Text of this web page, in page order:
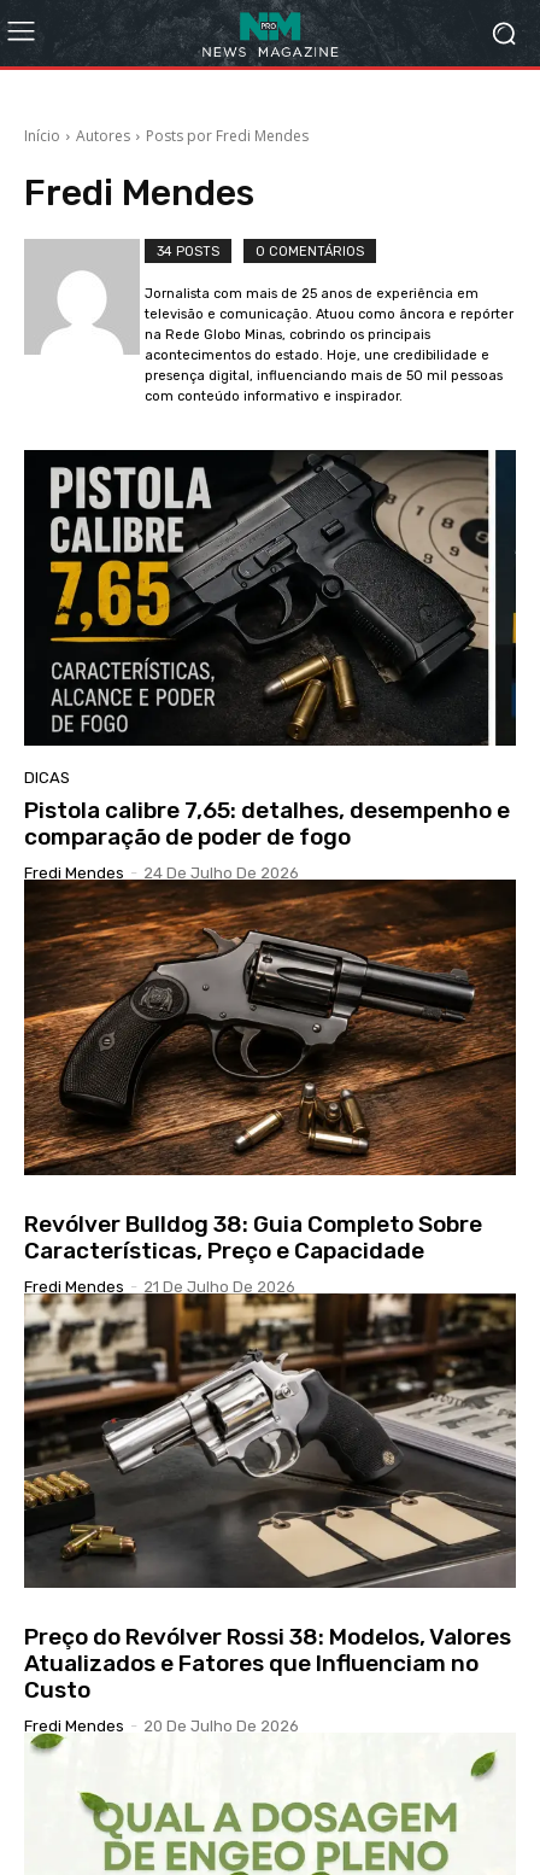
Início Autores Posts por Fredi Mendes
Fredi Mendes
34 POSTS 0 COMENTÁRIOS
Jornalista com mais de 25 anos de experiência em
televisão e comunicação. Atuou como âncora e repórter
na Rede Globo Minas, cobrindo os principais
acontecimentos do estado. Hoje, une credibilidade e
presença digital, influenciando mais de 50 mil pessoas
com conteúdo informativo e inspirador.
DICAS
Pistola calibre 7,65: detalhes, desempenho e
comparação de poder de fogo
Fredi Mendes - 24 De Julho De 2026
Revólver Bulldog 38: Guia Completo Sobre
Características, Preço e Capacidade
Fredi Mendes - 21 De Julho De 2026
Preço do Revólver Rossi 38: Modelos, Valores
Atualizados e Fatores que Influenciam no
Custo
Fredi Mendes - 20 De Julho De 2026